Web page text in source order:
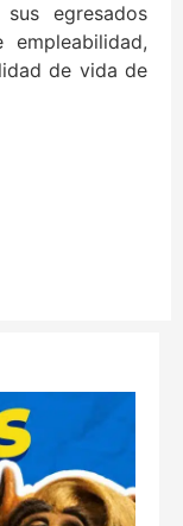
egresados
de vida de